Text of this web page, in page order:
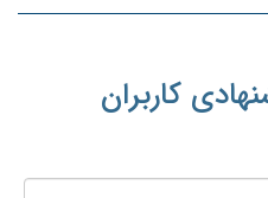
کاربران